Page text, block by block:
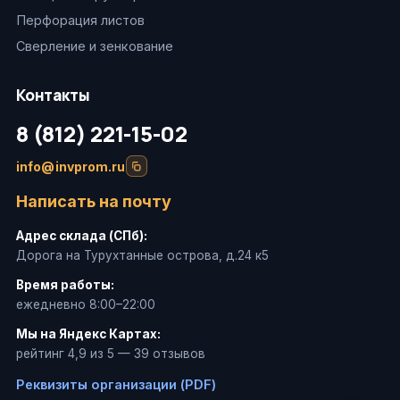
Перфорация листов
Сверление и зенкование
Контакты
8 (812) 221-15-02
info@invprom.ru
Написать на почту
Адрес склада (СПб):
Дорога на Турухтанные острова, д.24 к5
Время работы:
ежедневно 8:00–22:00
Мы на Яндекс Картах:
рейтинг 4,9 из 5 — 39 отзывов
Реквизиты организации (PDF)